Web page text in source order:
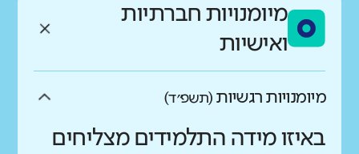
מיומנויות חברתיות
ואישיות
מיומנויות רגשיות (תשפ״ד)
באיזו מידה התלמידים מצליחים